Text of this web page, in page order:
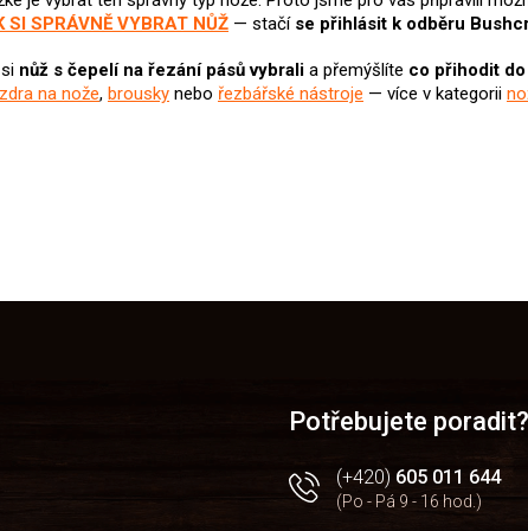
SI SPRÁVNĚ VYBRAT NŮŽ — stačí se přihlásit k odběru
nůž s čepelí na řezání pásů vybrali a přemýšlíte co přihodit
na nože, brousky nebo řezbářské nástroje — více v kategorii
Potřebujete poradit?
(+420) 605 011 644
(Po - Pá 9 - 16 hod.)